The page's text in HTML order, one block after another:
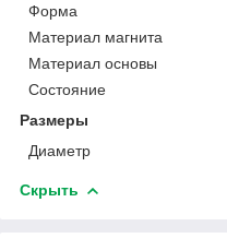
Форма
Материал магнита
Материал основы
Состояние
Размеры
Диаметр
Скрыть